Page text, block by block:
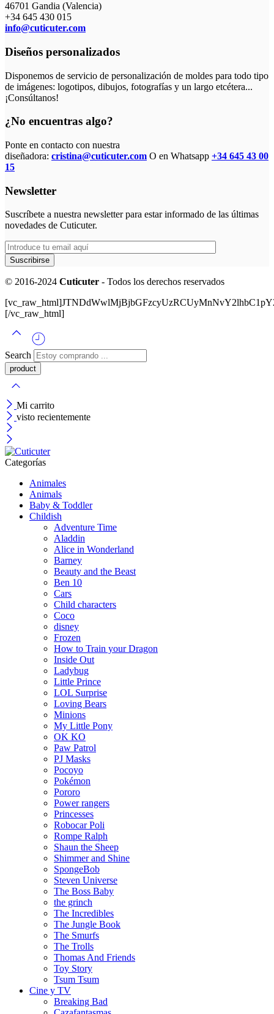
46701 Gandia (Valencia)
+34 645 430 015
info@cuticuter.com
Diseños personalizados
Disponemos de servicio de personalización de moldes para todo tipo
de imágenes: logotipos, dibujos, fotografías y un largo etcétera...
¡Consúltanos!
¿No encuentras algo?
Ponte en contacto con nuestra
diseñadora: cristina@cuticuter.com O en Whatsapp +34 645 43 00
15
Newsletter
Suscríbete a nuestra newsletter para estar informado de las últimas
novedades de Cuticuter.
© 2016-2024 Cuticuter - Todos los derechos reservados
[/vc_raw_html]
Search
Mi carrito
visto recientemente
Categorías
Animales
Animals
Baby & Toddler
Childish
Adventure Time
Aladdin
Alice in Wonderland
Barney
Beauty and the Beast
Ben 10
Cars
Child characters
Coco
disney
Frozen
How to Train your Dragon
Inside Out
Ladybug
Little Prince
LOL Surprise
Loving Bears
Minions
My Little Pony
OK KO
Paw Patrol
PJ Masks
Pocoyo
Pokémon
Pororo
Power rangers
Princesses
Robocar Poli
Rompe Ralph
Shaun the Sheep
Shimmer and Shine
SpongeBob
Steven Universe
The Boss Baby
the grinch
The Incredibles
The Jungle Book
The Smurfs
The Trolls
Thomas And Friends
Toy Story
Tsum Tsum
Cine y TV
Breaking Bad